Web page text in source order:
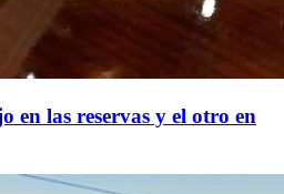
las reservas y el otro en